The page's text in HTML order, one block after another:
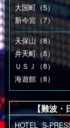
大国町（5）
新今宮（7）
天保山（8）
弁天町（8）
ＵＳＪ（8）
海遊館（8）
【難波・
HOTEL_S-